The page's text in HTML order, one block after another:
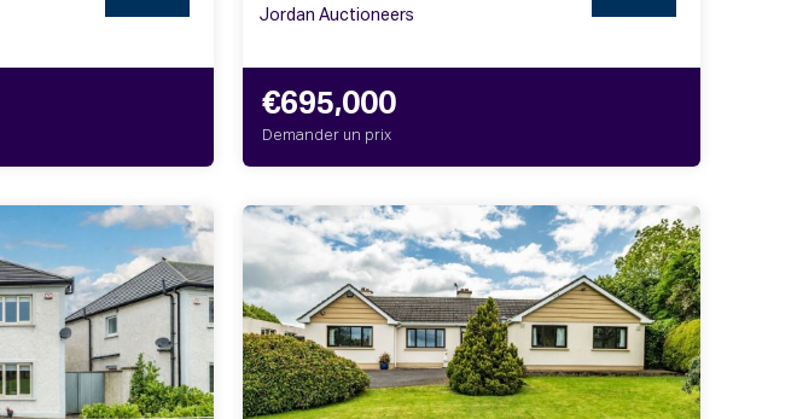
Jordan Auctioneers
€695,000
Demander un prix